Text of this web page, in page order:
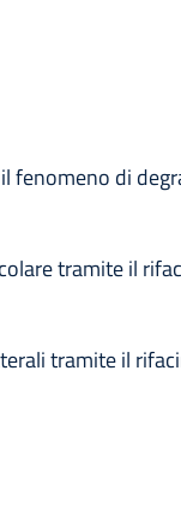
di
tramite il
tramite il